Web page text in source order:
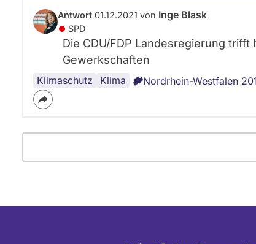
Antwort 01.12.2021 von Inge Blask
SPD
Die CDU/FDP Landesregierung
Gewerkschaften
Klimaschutz Klima
Landtag Nordrhein-Westfalen